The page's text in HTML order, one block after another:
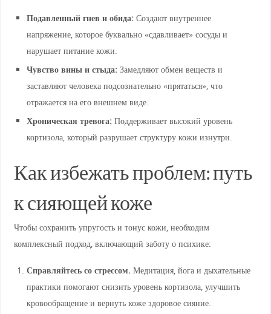
Подавленный гнев и обида: Создают внутреннее
напряжение, которое буквально «сдавливает» сосуды и
нарушает питание кожи.
Чувство вины и стыда: Замедляют обмен веществ и
заставляют человека подсознательно «прятаться», что
отражается на его внешнем виде.
Хроническая тревога: Поддерживает высокий уровень
кортизола, который разрушает структуру кожи изнутри.
Как избежать проблем: путь
к сияющей коже
Чтобы сохранить упругость и тонус кожи, необходим
комплексный подход, включающий заботу о психике:
Справляйтесь со стрессом. Медитация, йога и дыхательные
практики помогают снизить уровень кортизола, улучшить
кровообращение и вернуть коже здоровое сияние.